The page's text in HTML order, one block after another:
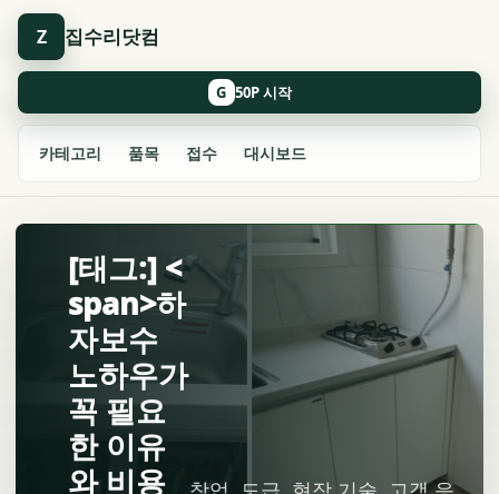
Z 집수리닷컴
카테고리 품목 접수 대시보드
G
[태그:] <
span>하
자보수
노하우가
꼭 필요
한 이유
와 비용